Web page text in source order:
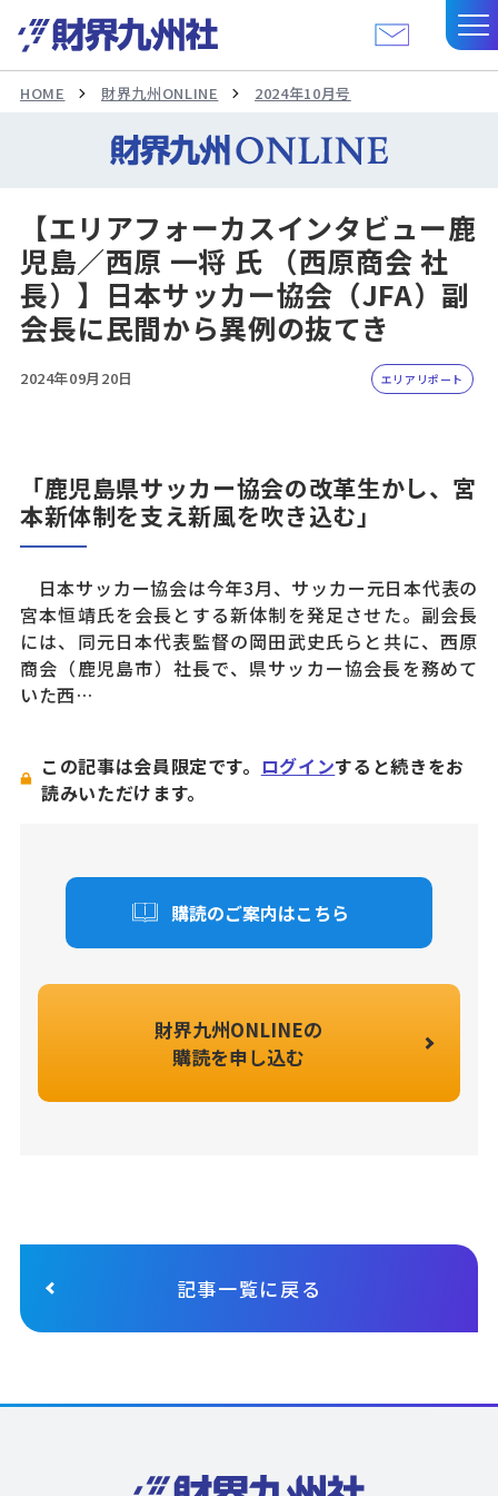
HOME 財界九州ONLINE 2024年10月号
【エリアフォーカスインタビュー鹿
児島／西原 一将 氏 （西原商会 社
長）】日本サッカー協会（JFA）副
会長に民間から異例の抜てき
2024年09月20日 エリアリポート
「鹿児島県サッカー協会の改革生かし、宮
本新体制を支え新風を吹き込む」
日本サッカー協会は今年3月、サッカー元日本代表の
宮本恒靖氏を会長とする新体制を発足させた。副会長
には、同元日本代表監督の岡田武史氏らと共に、西原
商会（鹿児島市）社長で、県サッカー協会長を務めて
いた西…
この記事は会員限定です。 ログインすると続きをお
読みいただけます。
購読のご案内はこちら
財界九州ONLINEの
購読を申し込む
記事一覧に戻る